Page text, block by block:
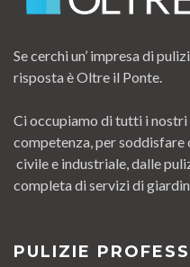
Se cerchi un’ impresa di
risposta è Oltre il Ponte.
Ci occupiamo di tutti i nostri
competenza, per
civile e industriale, dalle
completa di servizi di
PULIZIE